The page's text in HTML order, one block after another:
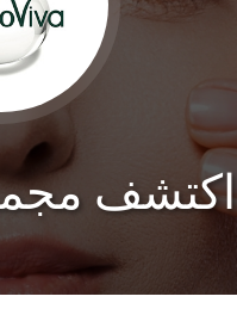
اكتشف